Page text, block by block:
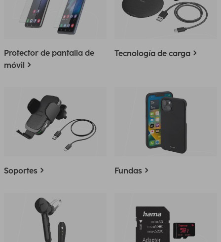
Protector de pantalla de
móvil
Tecnología de carga
Soportes Fundas